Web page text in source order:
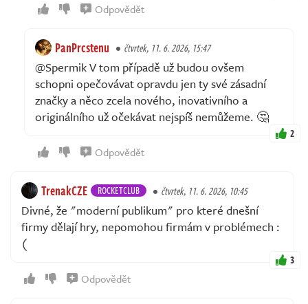
Odpovědět
PanPrcstenu čtvrtek, 11. 6. 2026, 15:47
@Spermik V tom případě už budou ovšem
schopni opečovávat opravdu jen ty své zásadní
značky a něco zcela nového, inovativního a
originálního už očekávat nejspíš nemůžeme. 🤔
2
Odpovědět
TrenakCZE ROCKETCLUB čtvrtek, 11. 6. 2026, 10:45
Divné, že "moderní publikum" pro které dnešní
firmy dělají hry, nepomohou firmám v problémech :
(
3
Odpovědět